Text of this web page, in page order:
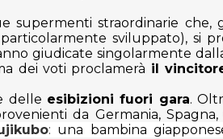
supermenti straordinarie che,
sviluppato), si
giudicate singolarmente
dei voti proclamerà il
delle esibizioni fuori gara.
da Germania,
: una bambina